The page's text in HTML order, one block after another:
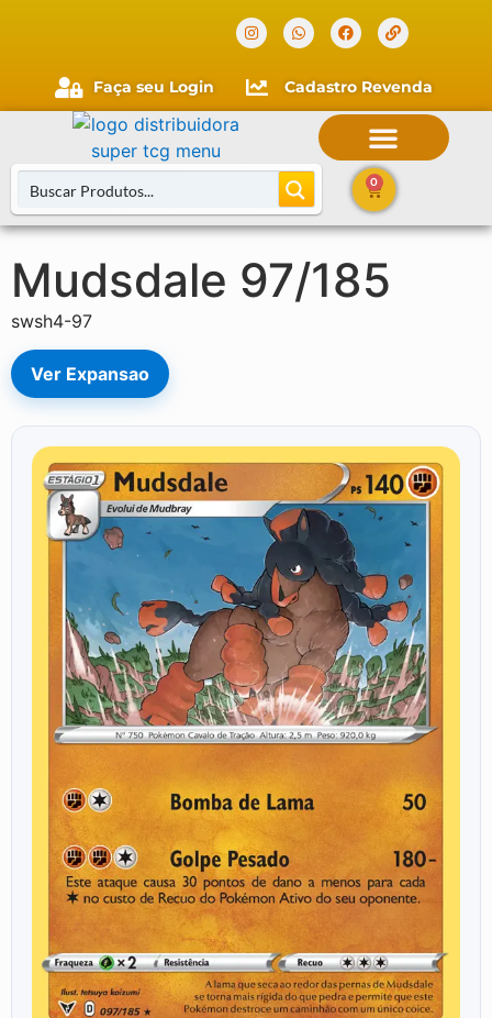
Faça seu Login Cadastro Revenda
0
Mudsdale 97/185
swsh4-97
Ver Expansao